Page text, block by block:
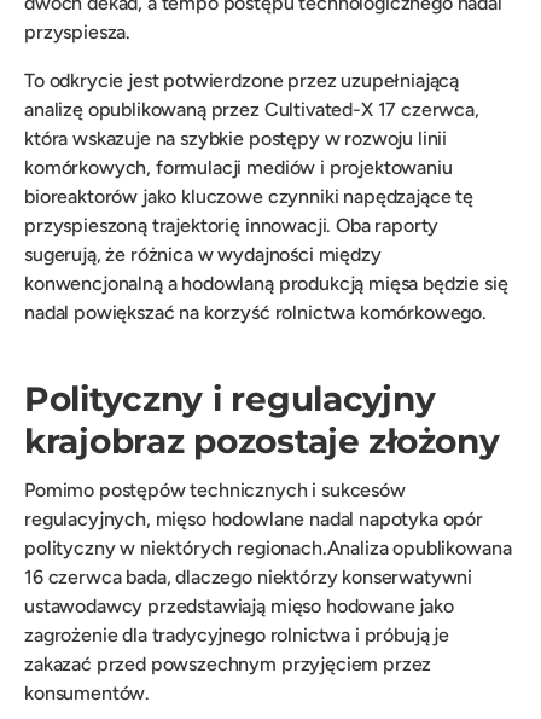
przyspiesza.
To odkrycie jest potwierdzone przez uzupełniającą
analizę opublikowaną przez Cultivated-X 17 czerwca,
która wskazuje na szybkie postępy w rozwoju linii
komórkowych, formulacji mediów i projektowaniu
bioreaktorów jako kluczowe czynniki napędzające tę
przyspieszoną trajektorię innowacji. Oba raporty
sugerują, że różnica w wydajności między
konwencjonalną a hodowlaną produkcją mięsa będzie się
nadal powiększać na korzyść rolnictwa komórkowego.
Polityczny i regulacyjny
krajobraz pozostaje złożony
Pomimo postępów technicznych i sukcesów
regulacyjnych, mięso hodowlane nadal napotyka opór
polityczny w niektórych regionach.Analiza opublikowana
16 czerwca bada, dlaczego niektórzy konserwatywni
ustawodawcy przedstawiają mięso hodowane jako
zagrożenie dla tradycyjnego rolnictwa i próbują je
zakazać przed powszechnym przyjęciem przez
konsumentów.